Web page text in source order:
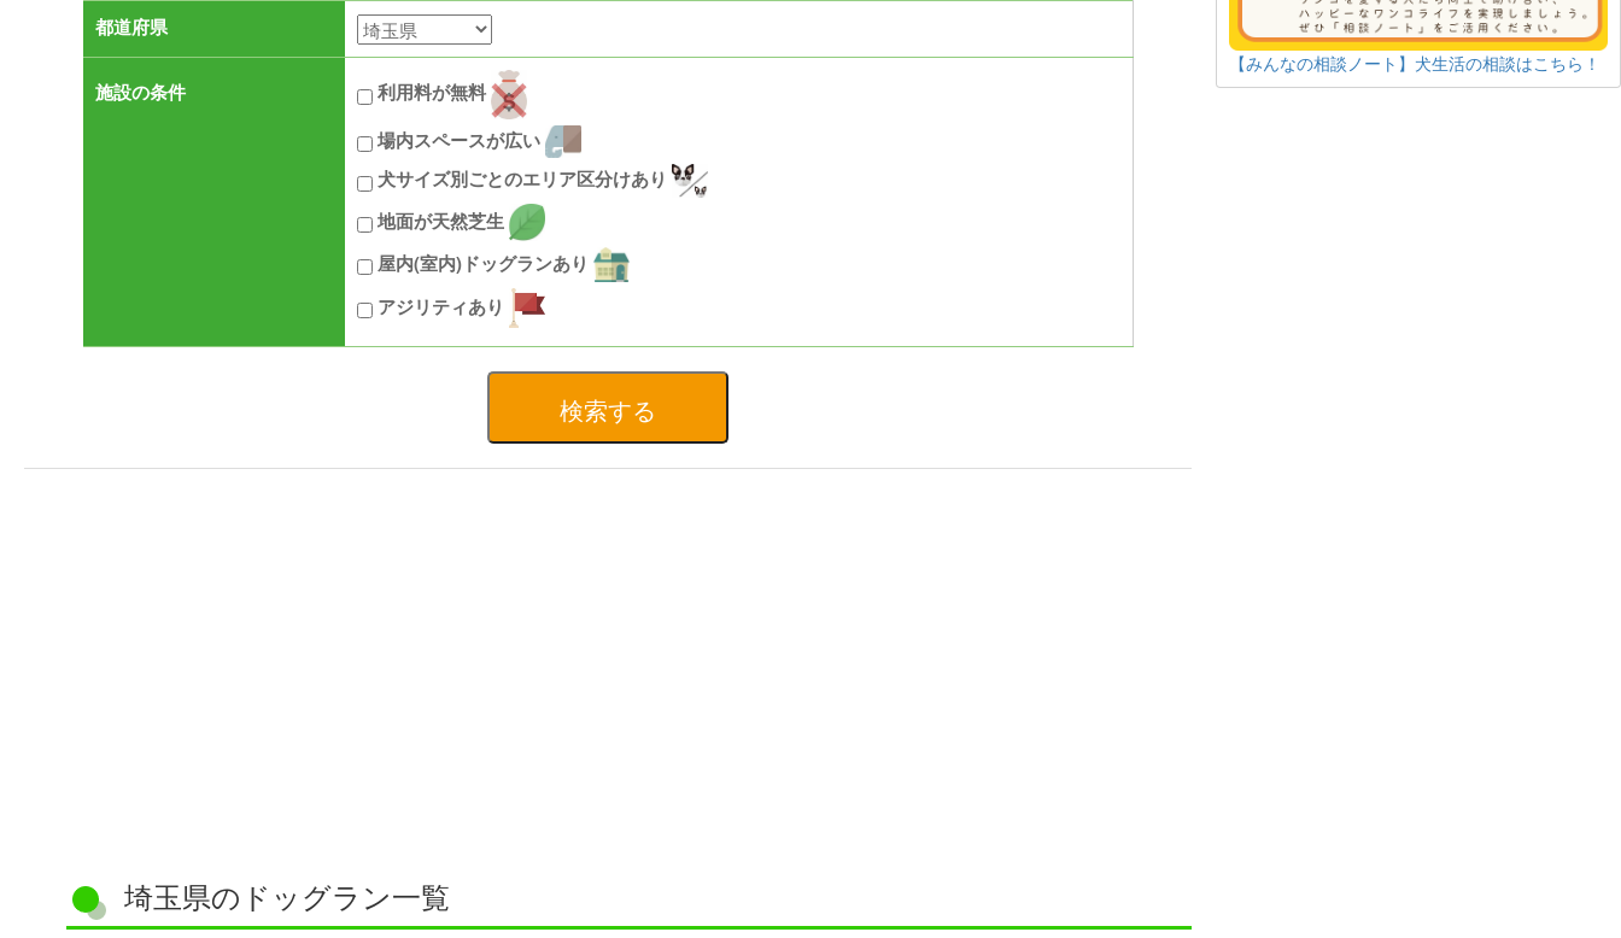
【みんなの相談ノート】犬生活の相談はこちら！
都道府県
施設の条件
利用料が無料
場内スペースが広い
犬サイズ別ごとのエリア区分けあり
地面が天然芝生
屋内(室内)ドッグランあり
アジリティあり
埼玉県のドッグラン一覧